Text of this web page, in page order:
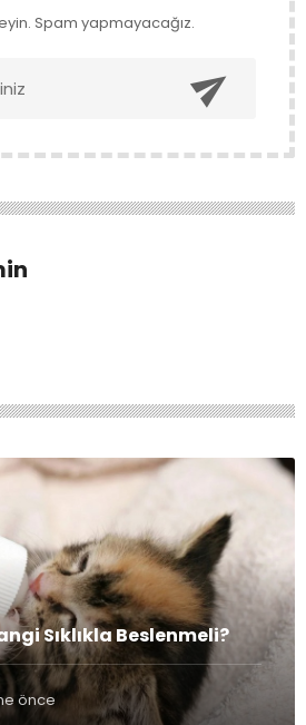
Spam yapmayacağız.

Sıklıkla Beslenmeli?
önce